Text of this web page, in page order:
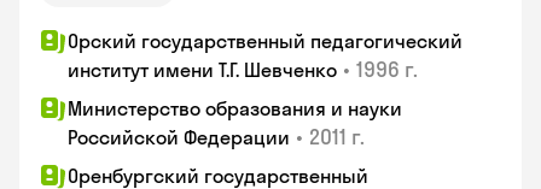
Орский государственный педагогический
институт имени Т.Г. Шевченко • 1996 г.
Министерство образования и науки
Российской Федерации • 2011 г.
Оренбургский государственный